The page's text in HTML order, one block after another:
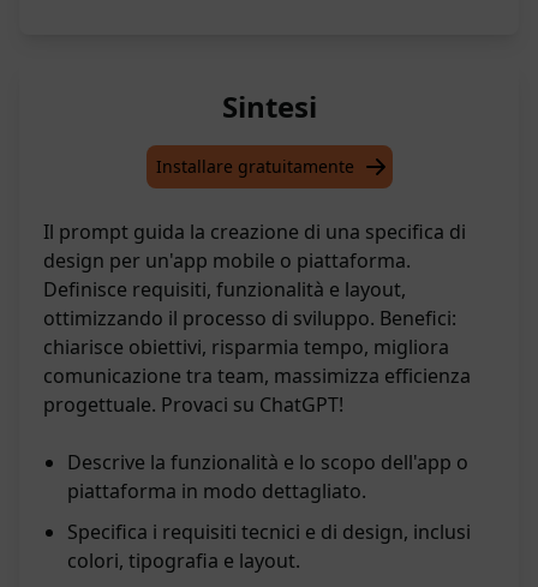
Sintesi
Installare gratuitamente
Il prompt guida la creazione di una specifica di
design per un'app mobile o piattaforma.
Definisce requisiti, funzionalità e layout,
ottimizzando il processo di sviluppo. Benefici:
chiarisce obiettivi, risparmia tempo, migliora
comunicazione tra team, massimizza efficienza
progettuale. Provaci su ChatGPT!
Descrive la funzionalità e lo scopo dell'app o
piattaforma in modo dettagliato.
Specifica i requisiti tecnici e di design, inclusi
colori, tipografia e layout.